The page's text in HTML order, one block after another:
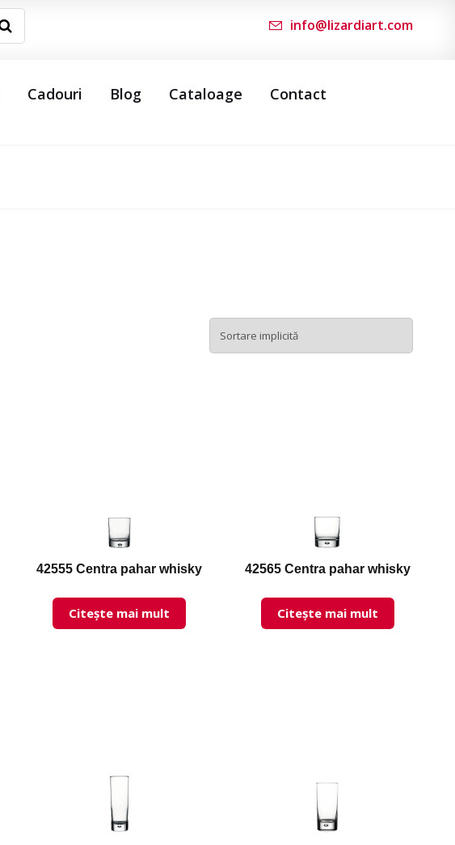
info@lizardiart.com
Cadouri Blog Cataloage Contact
42555 Centra pahar whisky
Citește mai mult
42565 Centra pahar whisky
Citește mai mult